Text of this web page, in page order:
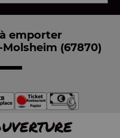
emporter
(67870)